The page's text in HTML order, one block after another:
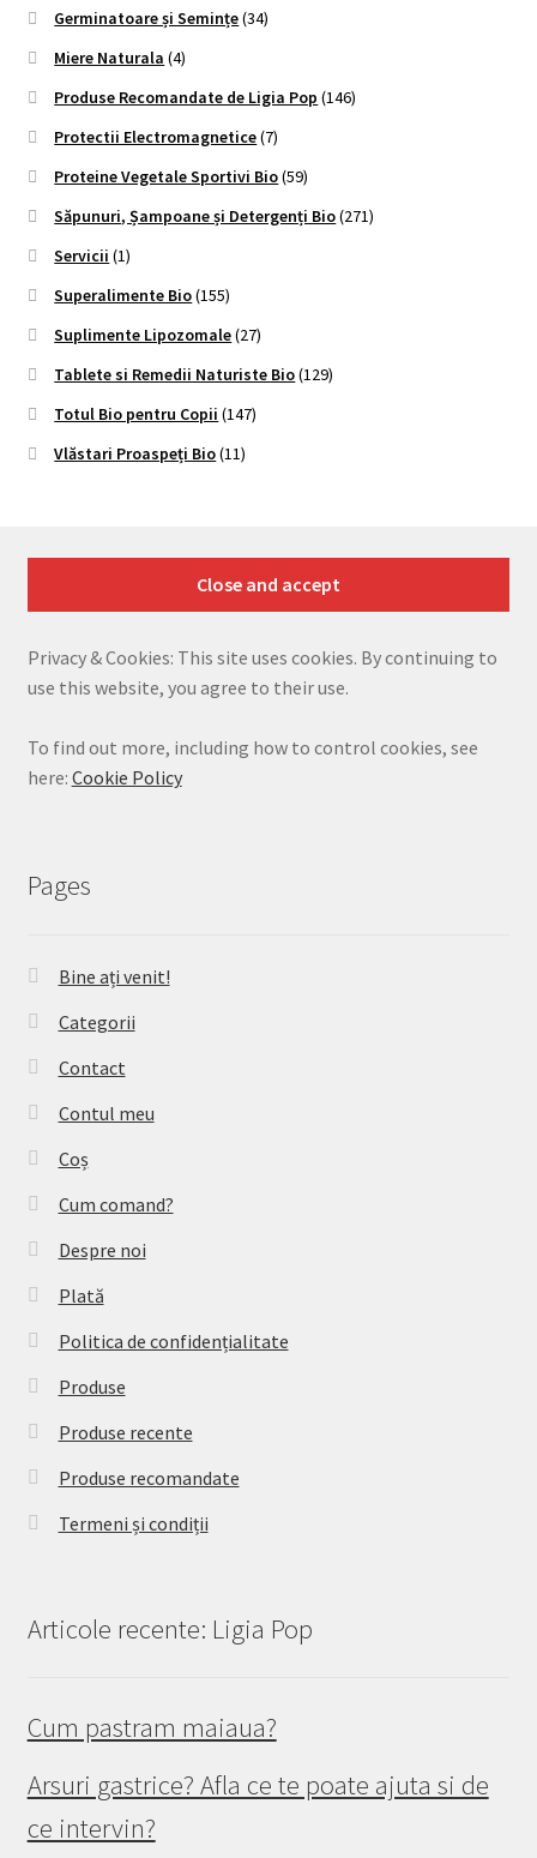
Germinatoare și Semințe(34)
Miere Naturala (4)
Produse Recomandate de Ligia Pop (146)
Protectii Electromagnetice(7)
Proteine Vegetale Sportivi Bio(59)
Săpunuri, Șampoane și Detergenți Bio(271)
Servicii (1)
Superalimente Bio(155)
Suplimente Lipozomale(27)
Tablete si Remedii Naturiste Bio(129)
Totul Bio pentru Copii (147)
Vlăstari Proaspeți Bio(11)
Privacy & Cookies: This site uses cookies. By continuing to
use this website, you agree to their use.
To find out more, including how to control cookies, see
here: Cookie Policy
Pages
Bine ați venit!
Categorii
Contact
Contul meu
Coș
Cum comand?
Despre noi
Plată
Politica de confidențialitate
Produse
Produse recente
Produse recomandate
Termeni și condiții
Articole recente: Ligia Pop
Cum pastram maiaua?
Arsuri gastrice? Afla ce te poate ajuta si de
ce intervin?